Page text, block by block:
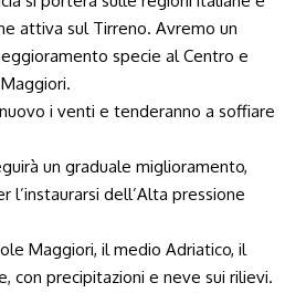
attiva sul Tirreno. Avremo un
specie al Centro e
i venti e tenderanno a soffiare
un graduale miglioramento,
l’instaurarsi dell’Alta pressione
Maggiori, il medio Adriatico, il
con precipitazioni e neve sui rilievi.